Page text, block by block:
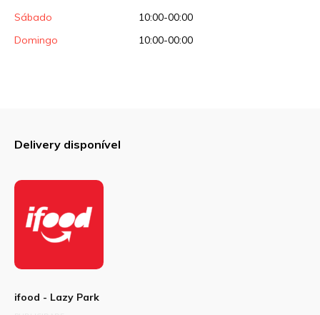
Sábado
10:00-00:00
Domingo
10:00-00:00
Delivery disponível
ifood - Lazy Park